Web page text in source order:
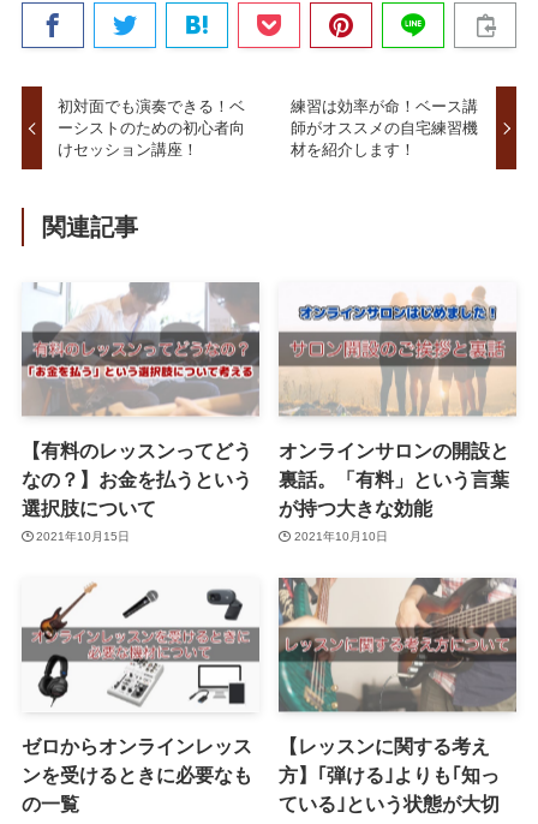
初対面でも演奏できる！ベ
ーシストのための初心者向
けセッション講座！
練習は効率が命！ベース講
師がオススメの自宅練習機
材を紹介します！
関連記事
【有料のレッスンってどう
なの？】お金を払うという
選択肢について
2021年10月15日
オンラインサロンの開設と
裏話。「有料」という言葉
が持つ大きな効能
2021年10月10日
ゼロからオンラインレッス
ンを受けるときに必要なも
の一覧
【レッスンに関する考え
方】｢弾ける｣よりも｢知っ
ている｣という状態が大切